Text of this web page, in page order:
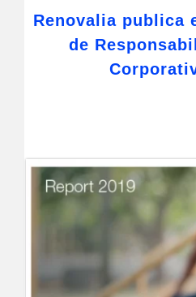
Renovalia publica
de